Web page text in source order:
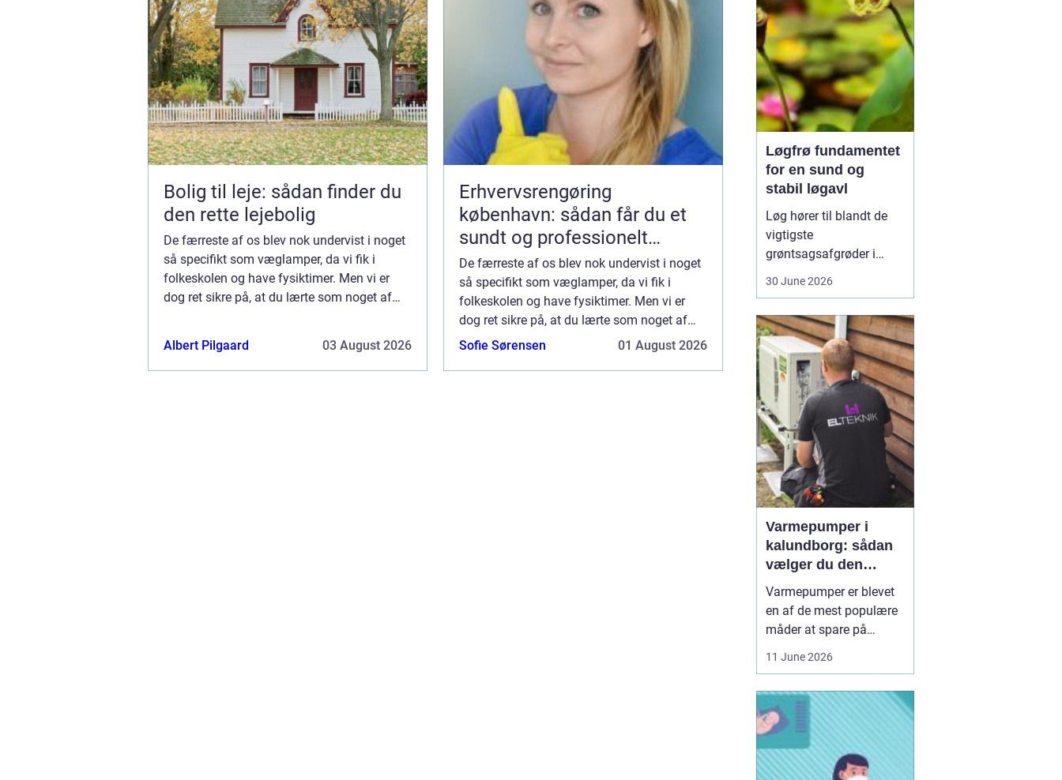
Bolig til leje: sådan finder du
den rette lejebolig
De færreste af os blev nok undervist i noget
så specifikt som væglamper, da vi fik i
folkeskolen og have fysiktimer. Men vi er
dog ret sikre på, at du lærte som noget af
Albert Pilgaard
03 August 2026
Erhvervsrengøring
københavn: sådan får du et
sundt og professionelt
arbejdsmiljø
De færreste af os blev nok undervist i noget
så specifikt som væglamper, da vi fik i
folkeskolen og have fysiktimer. Men vi er
dog ret sikre på, at du lærte som noget af
det første, hvad der var vekselstrøm...
Sofie Sørensen 01 August 2026
som kan tage sig af det
tunge arbej...
Løgfrø fundamentet
for en sund og
stabil løgavl
Løg hører til blandt de
vigtigste
grøntsagsafgrøder i
ensartet løg ligger et
veludvikletLøgfrø, som
er tilpasset klima,
jordtype og
dyrkningssy...
30 June 2026
Varmepumper i
kalundborg: sådan
vælger du den
rigtige løsning
Varmepumper er blevet
en af de mest populære
måder at spare på
Kalundborg står over for
samme spørgsmål: Skal
vi skifte den gamle
varmekilde ud, og er en
11 June 2026